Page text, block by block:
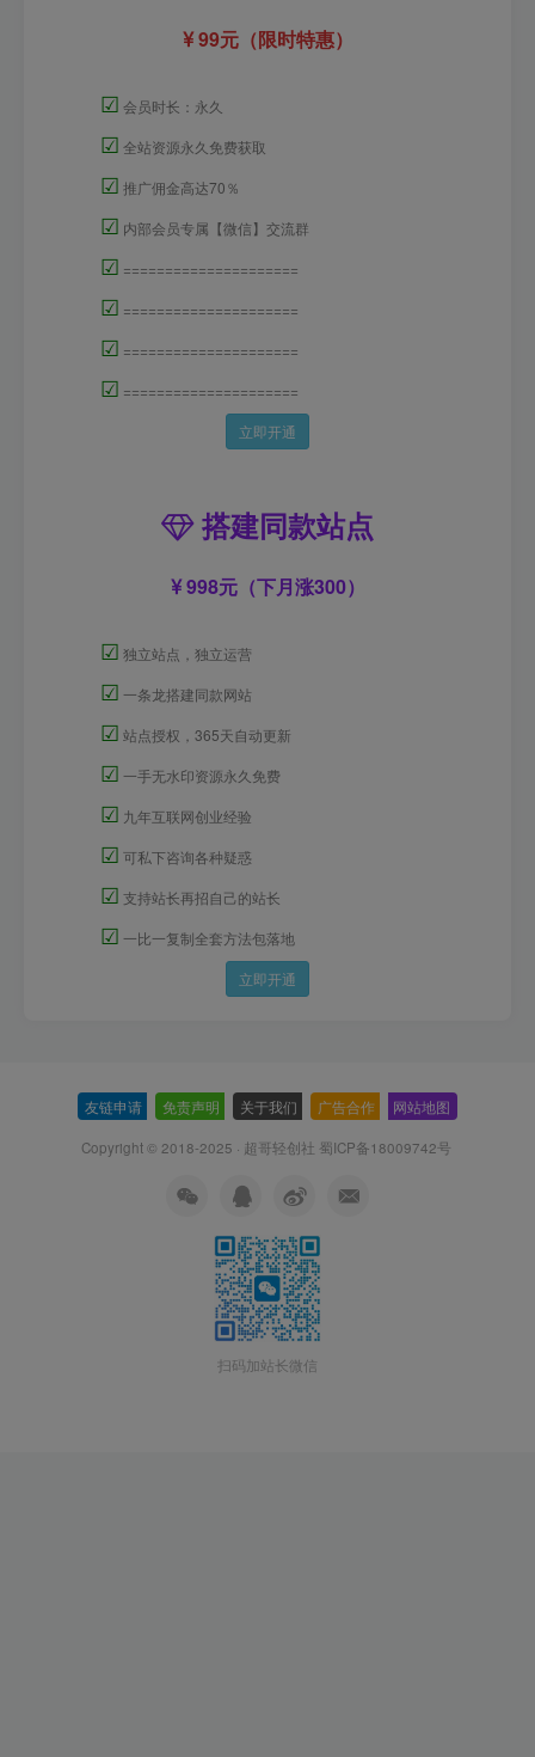
99元（限时特惠）
☑ 会员时长：永久
☑ 全站资源永久免费获取
☑ 推广佣金高达70％
☑ 内部会员专属【微信】交流群
☑ =====================
☑ =====================
☑ =====================
☑ =====================
立即开通
搭建同款站点
998元（下月涨300）
☑ 独立站点，独立运营
☑ 一条龙搭建同款网站
☑ 站点授权，365天自动更新
☑ 一手无水印资源永久免费
☑ 九年互联网创业经验
☑ 可私下咨询各种疑惑
☑ 支持站长再招自己的站长
☑ 一比一复制全套方法包落地
立即开通
友链申请 免责声明 关于我们 广告合作 网站地图
Copyright © 2018-2025 · 超哥轻创社 蜀ICP备18009742号
扫码加站长微信